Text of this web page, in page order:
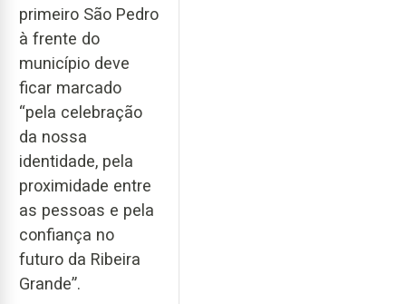
primeiro São Pedro
à frente do
município deve
ficar marcado
“pela celebração
da nossa
identidade, pela
proximidade entre
as pessoas e pela
confiança no
futuro da Ribeira
Grande”.